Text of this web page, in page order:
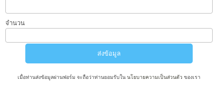
จำนวน
เมื่อท่านส่งข้อมูลผ่านฟอร์ม จะถือว่าท่านยอมรับในนโยบายความเป็นส่วนตัว ของเรา